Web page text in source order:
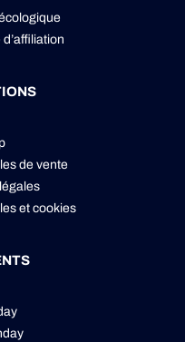
de vente
et cookies